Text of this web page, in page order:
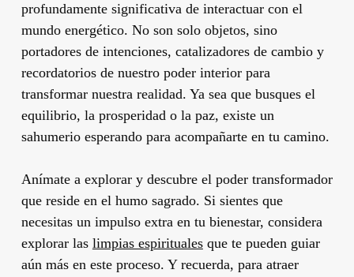
profundamente significativa de interactuar con el
mundo energético. No son solo objetos, sino
portadores de intenciones, catalizadores de cambio y
recordatorios de nuestro poder interior para
transformar nuestra realidad. Ya sea que busques el
equilibrio, la prosperidad o la paz, existe un
sahumerio esperando para acompañarte en tu camino.
Anímate a explorar y descubre el poder transformador
que reside en el humo sagrado. Si sientes que
necesitas un impulso extra en tu bienestar, considera
explorar las limpias espiritualesque te pueden guiar
aún más en este proceso. Y recuerda, para atraer